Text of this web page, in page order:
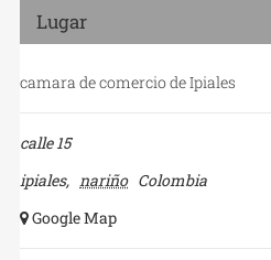
Lugar
camara de comercio de Ipiales
calle 15
ipiales, nariño Colombia
+ Google Map